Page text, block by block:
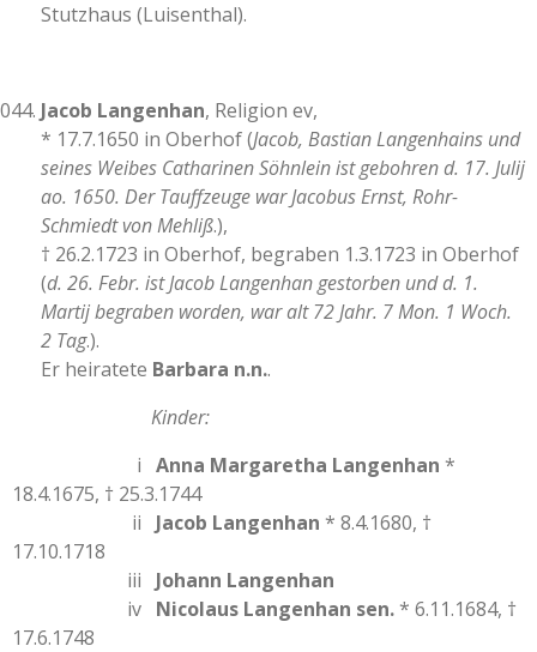
Stutzhaus (Luisenthal).
Jacob Langenhan, Religion ev,
* 17.7.1650 in Oberhof (Jacob, Bastian Langenhains und
seines Weibes Catharinen Söhnlein ist gebohren d. 17. Julij
ao. 1650. Der Tauffzeuge war Jacobus Ernst, Rohr-
Schmiedt von Mehliß.),
† 26.2.1723 in Oberhof, begraben 1.3.1723 in Oberhof
(d. 26. Febr. ist Jacob Langenhan gestorben und d. 1.
Martij begraben worden, war alt 72 Jahr. 7 Mon. 1 Woch.
2 Tag.).
Er heiratete Barbara n.n..
Kinder:
i Anna Margaretha Langenhan *
18.4.1675, † 25.3.1744
ii Jacob Langenhan * 8.4.1680, †
17.10.1718
iii Johann Langenhan
iv Nicolaus Langenhan sen.* 6.11.1684, †
17.6.1748